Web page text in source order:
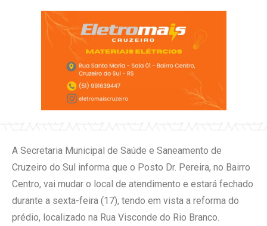
A Secretaria Municipal de Saúde e Saneamento de
Cruzeiro do Sul informa que o Posto Dr. Pereira, no Bairro
Centro, vai mudar o local de atendimento e estará fechado
durante a sexta-feira (17), tendo em vista a reforma do
prédio, localizado na Rua Visconde do Rio Branco.